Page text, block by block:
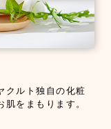
クルト独自の化粧
をまもります。